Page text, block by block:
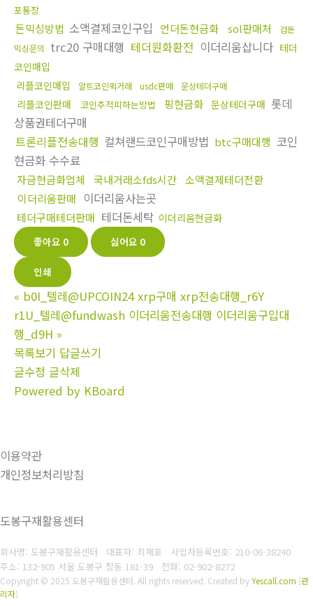
포통장
돈믹싱방법 소액결제코인구입 언더돈현금화 sol판매처
검돈
믹싱문의
trc20 구매대행 테더원화환전 이더리움삽니다 테더
코인매입
리플코인매입
알트코인퀵거래 usdc판매 문상테더구매
리플코인판매 코인추적피하는방법 핑현금화 문상테더구매 롯데
상품권테더구매
트론리플전송대행 컬쳐랜드코인구매방법 btc구매대행 코인
현금화 수수료
자금현금화업체 국내거래소fds시간 소액결제테더전환
이더리움판매
이더리움사는곳
테더구매테더판매 테더돈세탁 이더리움현금화
좋아요 0 싫어요 0
인쇄
« b0I_텔레@UPCOIN24 xrp구매 xrp전송대행_r6Y
r1U_텔레@fundwash 이더리움전송대행 이더리움구입대
행_d9H »
목록보기 답글쓰기
글수정 글삭제
Powered by KBoard
이용약관
개인정보처리방침
도봉구재활용센터
회사명: 도봉구재활용센터 대표자: 최재호 사업자등록번호: 210-06-38240
주소: 132-905 서울 도봉구 창동 181-39 전화: 02-902-8272
Copyright © 2025 도봉구재활용센터. All rights reserved. Created byYescall.com [관
리자]